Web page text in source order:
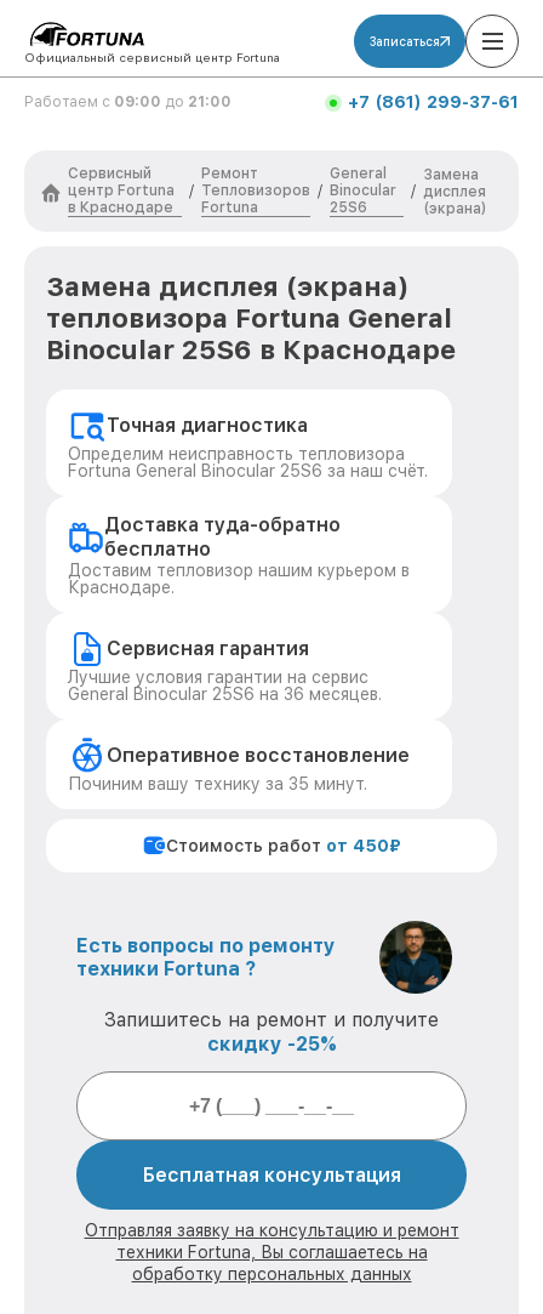
Официальный сервисный центр Fortuna
Записаться
Работаем с 09:00 до 21:00 +7 (861) 299-37-61
Сервисный
центр Fortuna
в Краснодаре
/
Ремонт
Тепловизоров
Fortuna
/
General
Binocular
25S6
/
Замена
дисплея
(экрана)
Замена дисплея (экрана)
тепловизора Fortuna General
Binocular 25S6 в Краснодаре
Точная диагностика
Определим неисправность тепловизора
Fortuna General Binocular 25S6 за наш счёт.
Доставка туда-обратно
бесплатно
Доставим тепловизор нашим курьером в
Краснодаре.
Сервисная гарантия
Лучшие условия гарантии на сервис
General Binocular 25S6 на 36 месяцев.
Оперативное восстановление
Починим вашу технику за 35 минут.
Стоимость работ от 450₽
Есть вопросы по ремонту
техники Fortuna ?
Запишитесь на ремонт и получите
скидку -25%
Бесплатная консультация
Отправляя заявку на консультацию и ремонт
техники Fortuna, Вы соглашаетесь на
обработку персональных данных